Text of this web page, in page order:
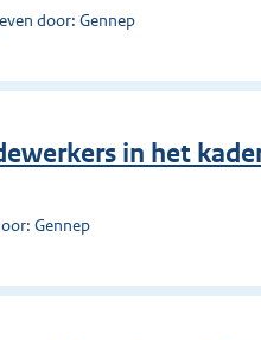
door: Gennep
in het
Gennep